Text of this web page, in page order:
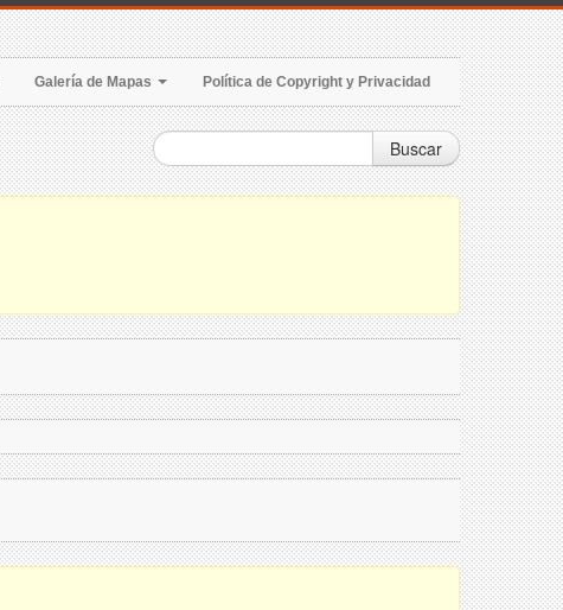
Galería de Mapas Política de Copyright y Privacidad
Buscar